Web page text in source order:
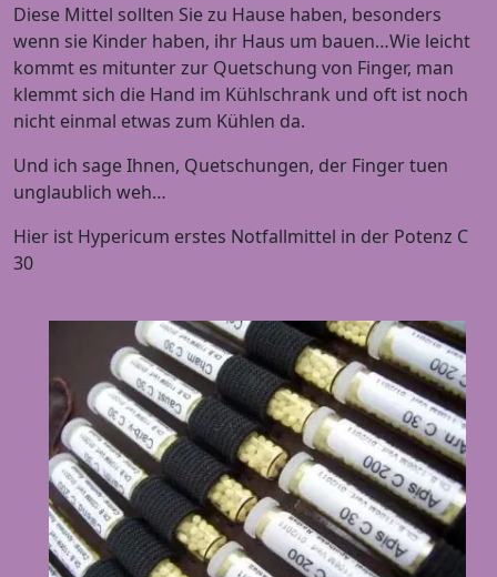
Diese Mittel sollten Sie zu Hause haben, besonders
wenn sie Kinder haben, ihr Haus um bauen…Wie leicht
kommt es mitunter zur Quetschung von Finger, man
klemmt sich die Hand im Kühlschrank und oft ist noch
nicht einmal etwas zum Kühlen da.
Und ich sage Ihnen, Quetschungen, der Finger tuen
unglaublich weh…
Hier ist Hypericum erstes Notfallmittel in der Potenz C
30